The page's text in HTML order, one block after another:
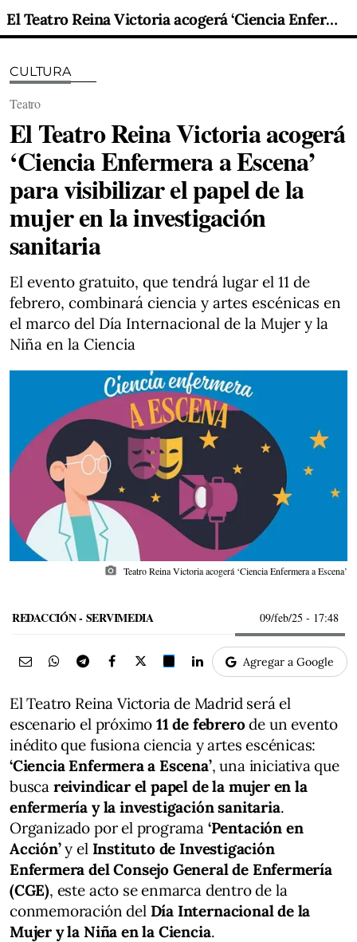
El Teatro Reina Victoria acogerá ‘Ciencia Enfermera a Escena’ para visibilizar el papel de la mujer en la investigación sanitaria
CULTURA
Teatro
El Teatro Reina Victoria acogerá
‘Ciencia Enfermera a Escena’
para visibilizar el papel de la
mujer en la investigación
sanitaria
El evento gratuito, que tendrá lugar el 11 de
febrero, combinará ciencia y artes escénicas en
el marco del Día Internacional de la Mujer y la
Niña en la Ciencia
photo_camera Teatro Reina Victoria acogerá ‘Ciencia Enfermera a Escena’
REDACCIÓN - SERVIMEDIA 09/feb/25 - 17:48
Agregar a Google
El Teatro Reina Victoria de Madrid será el
escenario el próximo11 de febrerode un evento
inédito que fusiona ciencia y artes escénicas:
‘Ciencia Enfermera a Escena’, una iniciativa que
busca reivindicar el papel de la mujer en la
enfermería y la investigación sanitaria.
Organizado por el programa ‘Pentación en
Acción’y el Instituto de Investigación
Enfermera del Consejo General de Enfermería
(CGE), este acto se enmarca dentro de la
conmemoración del Día Internacional de la
Mujer y la Niña en la Ciencia.